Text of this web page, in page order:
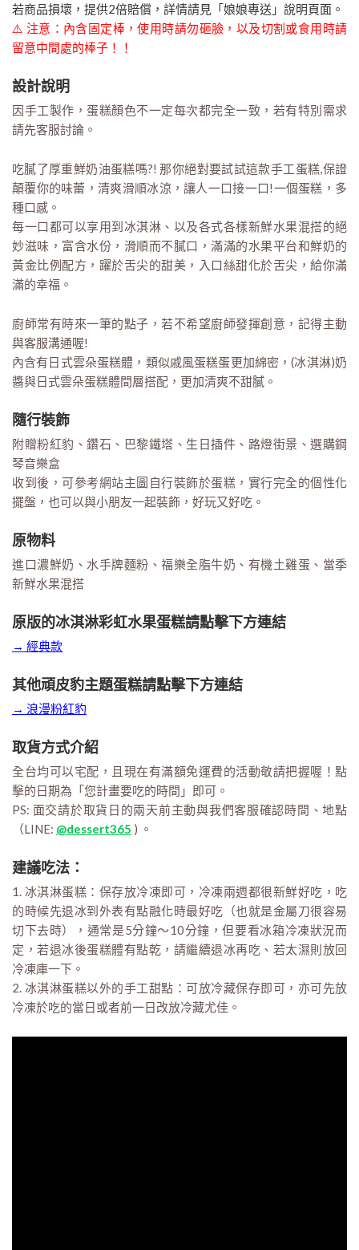
若商品損壞，提供2倍賠償，詳情請見「娘娘專送」說明頁面。
⚠️ 注意：內含固定棒，使用時請勿砸臉，以及切割或食用時請
留意中間處的棒子！！
設計說明
因手工製作，蛋糕顏色不一定每次都完全一致，若有特別需求
請先客服討論。
吃膩了厚重鮮奶油蛋糕嗎?! 那你絕對要試試這款手工蛋糕,保證
顛覆你的味蕾，清爽滑順冰涼，讓人一口接一口!一個蛋糕，多
種口感。
每一口都可以享用到冰淇淋、以及各式各樣新鮮水果混搭的絕
妙滋味，富含水份，滑順而不膩口，滿滿的水果平台和鮮奶的
黃金比例配方，躍於舌尖的甜美，入口絲甜化於舌尖，給你滿
滿的幸福。
廚師常有時來一筆的點子，若不希望廚師發揮創意，記得主動
與客服溝通喔!
內含有日式雲朵蛋糕體，類似戚風蛋糕蛋更加綿密，(冰淇淋)奶
醬與日式雲朵蛋糕體間層搭配，更加清爽不甜膩。
隨行裝飾
附贈粉紅豹、鑽石、巴黎鐵塔、生日插件、路燈街景、選購鋼
琴音樂盒
收到後，可參考網站主圖自行裝飾於蛋糕，實行完全的個性化
擺盤，也可以與小朋友一起裝飾，好玩又好吃。
原物料
進口濃鮮奶、水手牌麵粉、福樂全脂牛奶、有機土雞蛋、當季
新鮮水果混搭
原版的冰淇淋彩虹水果蛋糕請點擊下方連結
→ 經典款
其他頑皮豹主題蛋糕請點擊下方連結
→ 浪漫粉紅豹
取貨方式介紹
全台均可以宅配，且現在有滿額免運費的活動敬請把握喔！點
擊的日期為「您計畫要吃的時間」即可。
PS: 面交請於取貨日的兩天前主動與我們客服確認時間、地點
（LINE: @dessert365 ) 。
建議吃法：
1. 冰淇淋蛋糕：保存放冷凍即可，冷凍兩週都很新鮮好吃，吃
的時候先退冰到外表有點融化時最好吃（也就是金屬刀很容易
切下去時），通常是5分鐘～10分鐘，但要看冰箱冷凍狀況而
定，若退冰後蛋糕體有點乾，請繼續退冰再吃、若太濕則放回
冷凍庫一下。
2. 冰淇淋蛋糕以外的手工甜點：可放冷藏保存即可，亦可先放
冷凍於吃的當日或者前一日改放冷藏尤佳。